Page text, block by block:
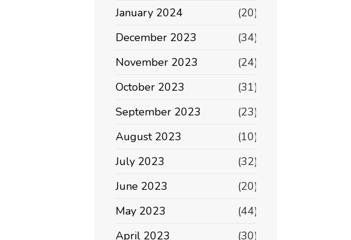
January 2024
(20)
December 2023
(34)
November 2023
(24)
October 2023
(31)
September 2023
(23)
August 2023
(10)
July 2023
(32)
June 2023
(20)
May 2023
(44)
April 2023
(30)